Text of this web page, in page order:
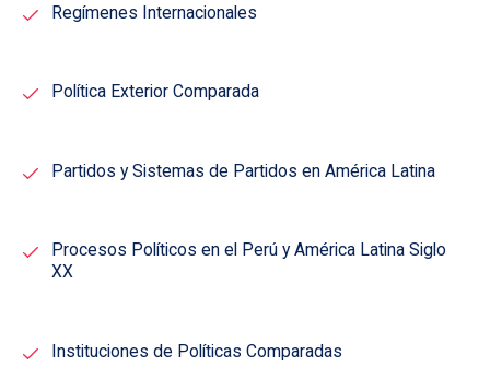
Regímenes Internacionales
Política Exterior Comparada
Partidos y Sistemas de Partidos en América Latina
Procesos Políticos en el Perú y América Latina Siglo
XX
Instituciones de Políticas Comparadas